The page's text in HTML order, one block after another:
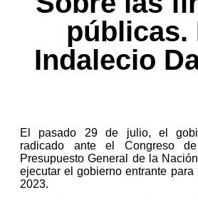
públicas.
Indalecio
El pasado 29 de julio, el
radicado ante el Congreso
Presupuesto General de la
ejecutar el gobierno entrante
2023.